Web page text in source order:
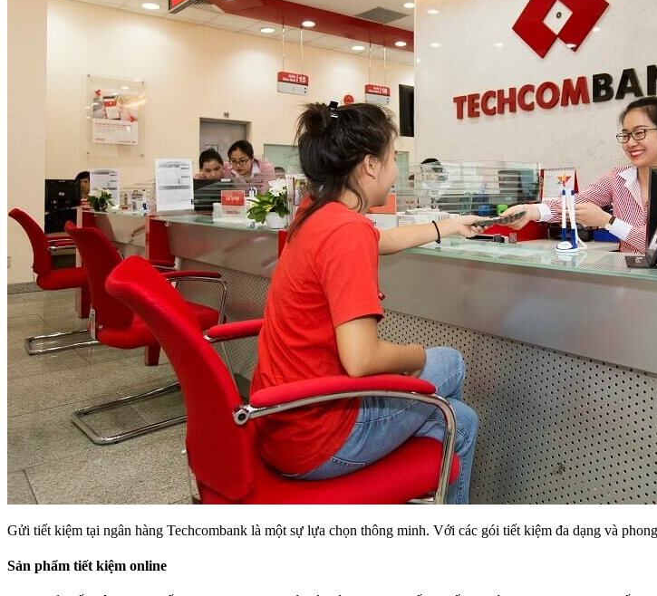
Gửi tiết kiệm tại ngân hàng Techcombank là một sự lựa chọn thông minh. Với các gói tiết kiệm đa dạng và
Sản phẩm tiết kiệm online